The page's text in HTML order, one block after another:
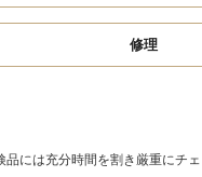
修理
品には充分時間を割き厳重にチェ